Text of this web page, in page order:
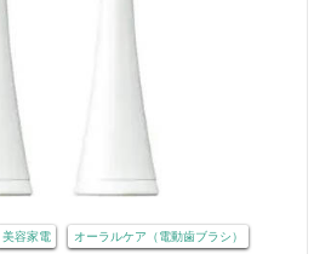
美容家電 オーラルケア（電動歯ブラシ）